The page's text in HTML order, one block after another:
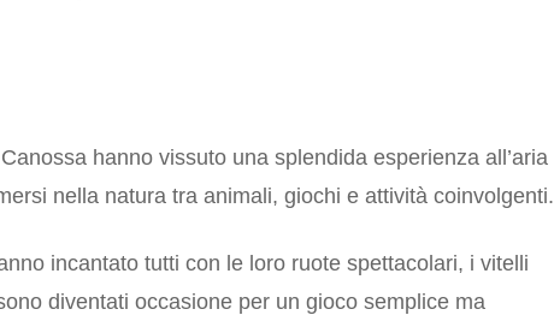
hanno vissuto una splendida esperienza all’aria
nella natura tra animali, giochi e attività coinvolgenti.
incantato tutti con le loro ruote spettacolari, i vitelli
diventati occasione per un gioco semplice ma